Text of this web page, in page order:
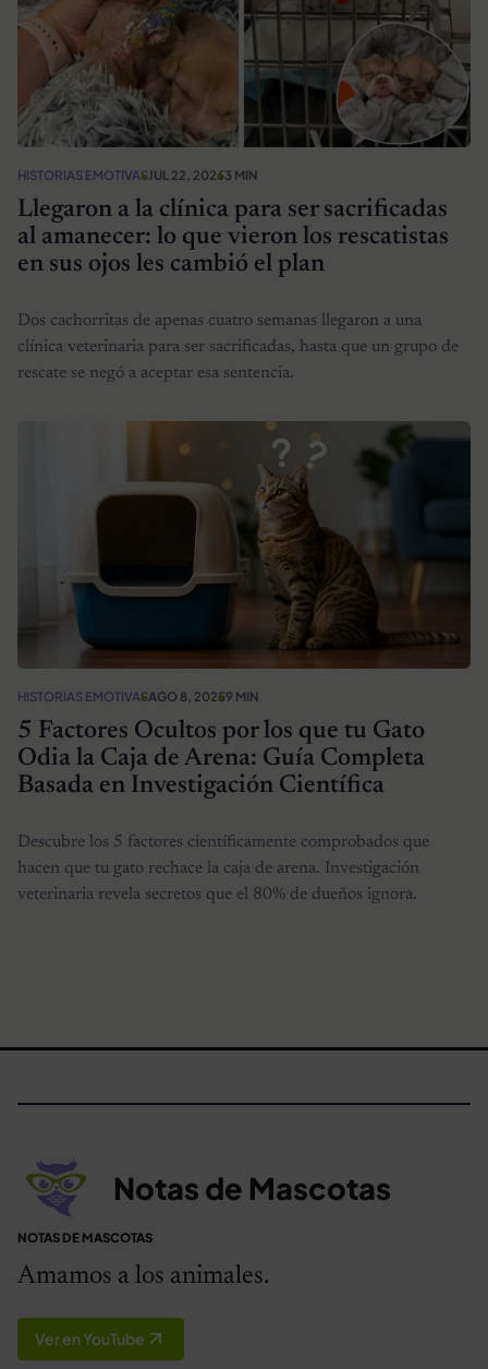
HISTORIAS EMOTIVASJUL 22, 20263 MIN
Llegaron a la clínica para ser sacrificadas
al amanecer: lo que vieron los rescatistas
en sus ojos les cambió el plan
Dos cachorritas de apenas cuatro semanas llegaron a una
clínica veterinaria para ser sacrificadas, hasta que un grupo de
rescate se negó a aceptar esa sentencia.
HISTORIAS EMOTIVASAGO 8, 20259 MIN
5 Factores Ocultos por los que tu Gato
Odia la Caja de Arena: Guía Completa
Basada en Investigación Científica
Descubre los 5 factores científicamente comprobados que
hacen que tu gato rechace la caja de arena. Investigación
veterinaria revela secretos que el 80% de dueños ignora.
Notas de Mascotas
NOTAS DE MASCOTAS
Amamos a los animales.
Ver en YouTube